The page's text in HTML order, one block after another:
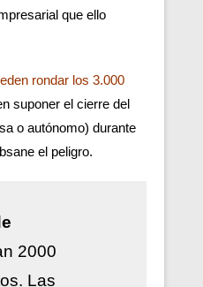
que ello
rondar los 3.000
suponer el cierre del
o autónomo) durante
el peligro.
2000
Las